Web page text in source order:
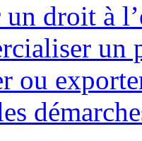
droit à
un
ou